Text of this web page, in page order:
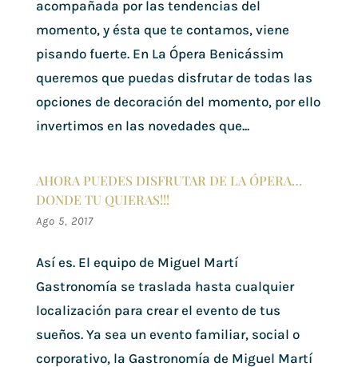
acompañada por las tendencias del
momento, y ésta que te contamos, viene
pisando fuerte. En La Ópera Benicássim
queremos que puedas disfrutar de todas las
opciones de decoración del momento, por ello
invertimos en las novedades que...
AHORA PUEDES DISFRUTAR DE LA ÓPERA…
DONDE TU QUIERAS!!!
Ago 5, 2017
Así es. El equipo de Miguel Martí
Gastronomía se traslada hasta cualquier
localización para crear el evento de tus
sueños. Ya sea un evento familiar, social o
corporativo, la Gastronomía de Miguel Martí